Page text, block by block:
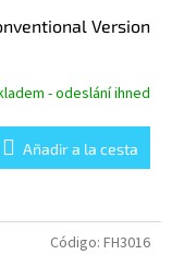
Version
- odeslání ihned
Añadir a la cesta
Código: FH3016